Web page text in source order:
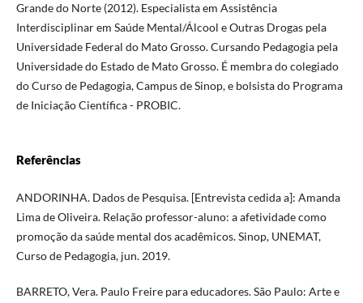
Grande do Norte (2012). Especialista em Assistência
Interdisciplinar em Saúde Mental/Álcool e Outras Drogas pela
Universidade Federal do Mato Grosso. Cursando Pedagogia pela
Universidade do Estado de Mato Grosso. É membra do colegiado
do Curso de Pedagogia, Campus de Sinop, e bolsista do Programa
de Iniciação Científica - PROBIC.
Referências
ANDORINHA. Dados de Pesquisa. [Entrevista cedida a]: Amanda
Lima de Oliveira. Relação professor-aluno: a afetividade como
promoção da saúde mental dos acadêmicos. Sinop, UNEMAT,
Curso de Pedagogia, jun. 2019.
BARRETO, Vera. Paulo Freire para educadores. São Paulo: Arte e